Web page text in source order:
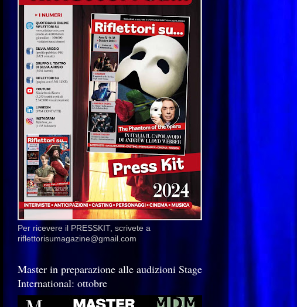
Per ricevere il PRESSKIT, scrivete a
riflettorisumagazine@gmail.com
Master in preparazione alle audizioni Stage
International: ottobre